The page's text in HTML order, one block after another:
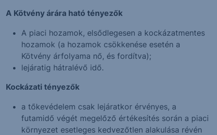
A Kötvény árára ható tényezők
A piaci hozamok, elsődlegesen a kockázatmentes
hozamok (a hozamok csökkenése esetén a
Kötvény árfolyama nő, és fordítva);
lejáratig hátralévő idő.
Kockázati tényezők
a tőkevédelem csak lejáratkor érvényes, a
futamidő végét megelőző értékesítés során a piaci
környezet esetleges kedvezőtlen alakulása révén